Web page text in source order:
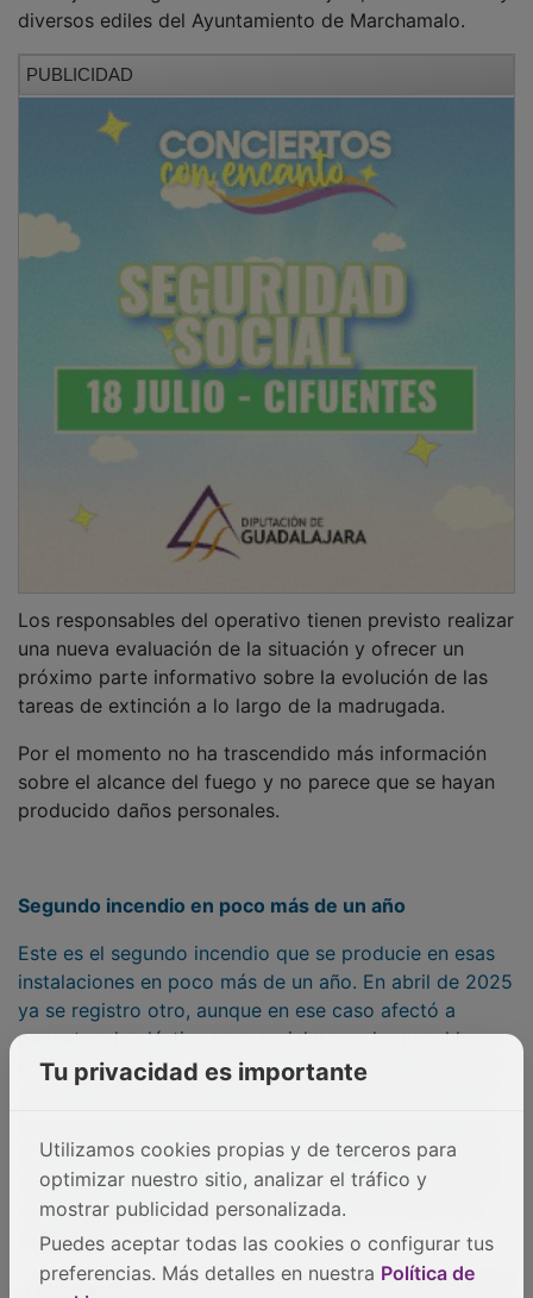
​Los responsables del operativo tienen previsto realizar
una nueva evaluación de la situación y ofrecer un
próximo parte informativo sobre la evolución de las
tareas de extinción a lo largo de la madrugada.
Por el momento no ha trascendido más información
sobre el alcance del fuego y no parece que se hayan
producido daños personales.
Segundo incendio en poco más de un año
Este es el segundo incendio que se producie en esas
instalaciones en poco más de un año. En abril de 2025
ya se registro otro, aunque en ese caso afectó a
paquetes de plástico para reciclar, por lo que el humo
era tóxico. Por fortuna, se dirigió hacia donde no está
litros de agua, lograron controlar las llamas. Desde la
empresa se apuntó que el posibleorigenpodría estar
en algunabatería o sprayque estuviera dentro de los
residuos urbanos que forman las balas que se están
PUBLICIDAD
Tu privacidad es importante
Utilizamos cookies propias y de terceros para
optimizar nuestro sitio, analizar el tráfico y
mostrar publicidad personalizada.
Puedes aceptar todas las cookies o configurar tus
preferencias. Más detalles en nuestra Política de